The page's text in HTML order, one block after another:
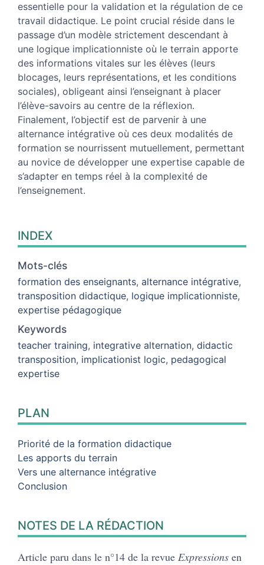
essentielle pour la validation et la régulation de ce
travail didactique. Le point crucial réside dans le
passage d’un modèle strictement descendant à
une logique implicationniste où le terrain apporte
des informations vitales sur les élèves (leurs
blocages, leurs représentations, et les conditions
sociales), obligeant ainsi l’enseignant à placer
l’élève-savoirs au centre de la réflexion.
Finalement, l’objectif est de parvenir à une
alternance intégrative où ces deux modalités de
formation se nourrissent mutuellement, permettant
au novice de développer une expertise capable de
s’adapter en temps réel à la complexité de
l’enseignement.
INDEX
Mots-clés
formation des enseignants, alternance intégrative,
transposition didactique, logique implicationniste,
expertise pédagogique
Keywords
teacher training, integrative alternation, didactic
transposition, implicationist logic, pedagogical
expertise
PLAN
Priorité de la formation didactique
Les apports du terrain
Vers une alternance intégrative
Conclusion
NOTES DE LA RÉDACTION
Article paru dans le n°14 de la revue Expressions en